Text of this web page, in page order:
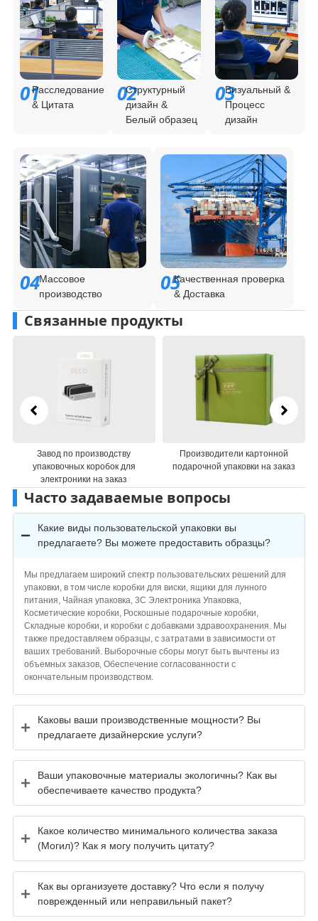
01Расследование
& Цитата
02
Структурный
дизайн &
Белый образец
03Визуальный &
Процесс
дизайн
04Массовое
производство
05Качественная проверка
& Доставка
Связанные продукты
Производители картонной
подарочной упаковки на заказ
Производители картонной
косметической подарочной
Часто задаваемые вопросы
Какие виды пользовательской упаковки вы
предлагаете? Вы можете предоставить образцы?
Мы предлагаем широкий спектр пользовательских решений для
упаковки, в том числе коробки для виски, ящики для лунного
питания, Чайная упаковка, 3C Электроника Упаковка,
Косметические коробки, Роскошные подарочные коробки,
Складные коробки, и коробки с добавками здравоохранения. Мы
также предоставляем образцы, с затратами в зависимости от
ваших требований. Выборочные сборы могут быть вычтены из
объемных заказов, Обеспечение согласованности с
окончательным производством.
Каковы ваши производственные мощности? Вы
предлагаете дизайнерские услуги?
Ваши упаковочные материалы экологичны? Как вы
обеспечиваете качество продукта?
Какое количество минимального количества заказа
(Могил)? Как я могу получить цитату?
Как вы организуете доставку? Что если я получу
поврежденный или неправильный пакет?